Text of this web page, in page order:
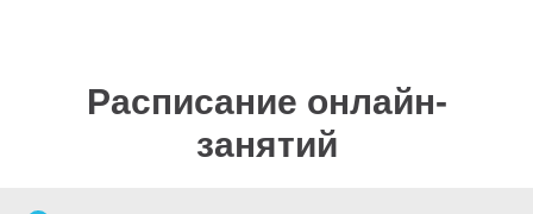
Расписание онлайн-
занятий